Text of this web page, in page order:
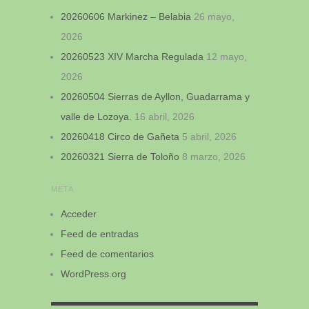
20260606 Markinez – Belabia 26 mayo,
2026
20260523 XIV Marcha Regulada 12 mayo,
2026
20260504 Sierras de Ayllon, Guadarrama y
valle de Lozoya.
16 abril, 2026
20260418 Circo de Gañeta 5 abril, 2026
20260321 Sierra de Toloño 8 marzo, 2026
META
Acceder
Feed de entradas
Feed de comentarios
WordPress.org